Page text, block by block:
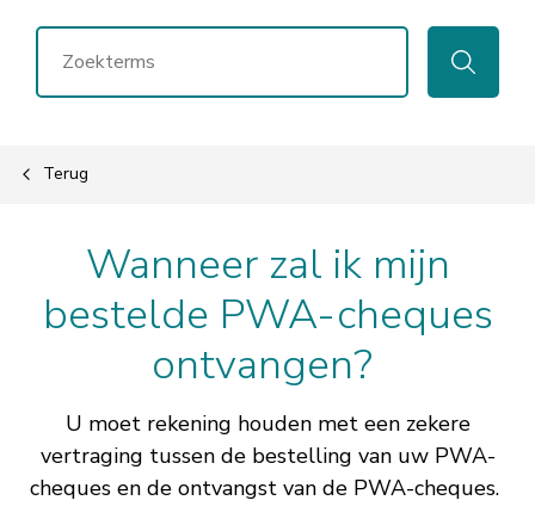
ZOEKEN
Terug
Wanneer zal ik mijn
bestelde PWA-cheques
ontvangen?
U moet rekening houden met een zekere
vertraging tussen de bestelling van uw PWA-
cheques en de ontvangst van de PWA-cheques.